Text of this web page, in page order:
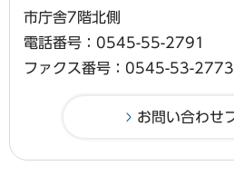
市庁舎7階北側
電話番号：0545-55-2791
ファクス番号：0545-53-2773